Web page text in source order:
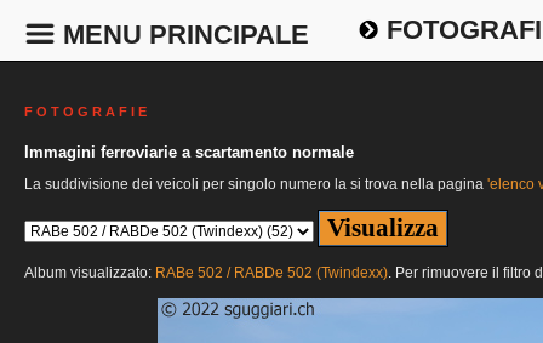
MENU PRINCIPALE
F O T O G R A F I E
Immagini ferroviarie a scartamento normale
La suddivisione dei veicoli per singolo numero la si trova nella pagina 'elenco
Album visualizzato: RABe 502 / RABDe 502 (Twindexx). Per rimuovere il filtro